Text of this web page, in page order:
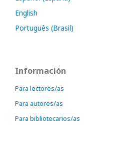
English
Português (Brasil)
Información
Para lectores/as
Para autores/as
Para bibliotecarios/as